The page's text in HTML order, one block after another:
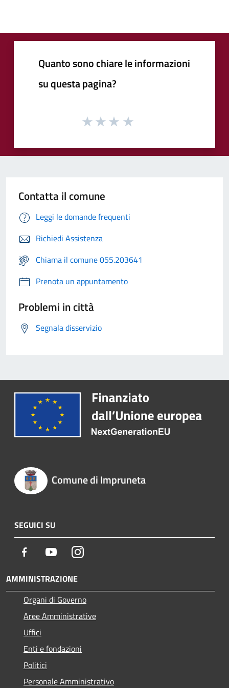
Quanto sono chiare le informazioni
su questa pagina?
Contatta il comune
Leggi le domande frequenti
Richiedi Assistenza
Chiama il comune 055.203641
Prenota un appuntamento
Problemi in città
Segnala disservizio
Comune di Impruneta
SEGUICI SU
Facebook YoutubeInstagram
AMMINISTRAZIONE
Organi di Governo
Aree Amministrative
Uffici
Enti e fondazioni
Politici
Personale Amministrativo